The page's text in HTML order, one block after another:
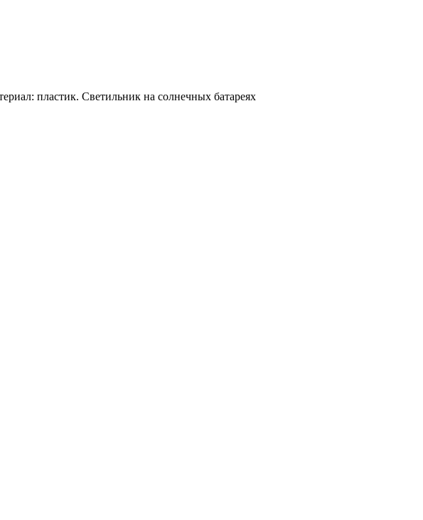
пластик. Светильник на солнечных батареях